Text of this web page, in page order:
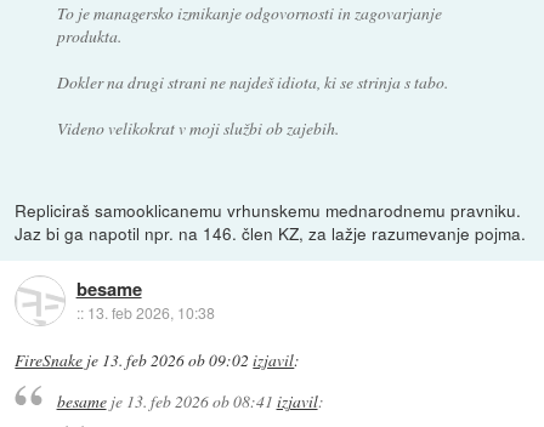
To je managersko izmikanje odgovornosti in zagovarjanje
produkta.
Dokler na drugi strani ne najdeš idiota, ki se strinja s tabo.
Videno velikokrat v moji službi ob zajebih.
Repliciraš samooklicanemu vrhunskemu mednarodnemu pravniku.
Jaz bi ga napotil npr. na 146. člen KZ, za lažje razumevanje pojma.
besame
:: 13. feb 2026, 10:38
FireSnake je 13. feb 2026 ob 09:02 izjavil:
besameje 13. feb 2026 ob 08:41 izjavil: